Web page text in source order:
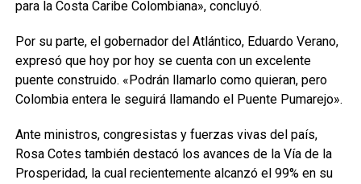
para la Costa Caribe Colombiana», concluyó.
Por su parte, el gobernador del Atlántico, Eduardo Verano,
expresó que hoy por hoy se cuenta con un excelente
puente construido. «Podrán llamarlo como quieran, pero
Colombia entera le seguirá llamando el Puente Pumarejo».
Ante ministros, congresistas y fuerzas vivas del país,
Rosa Cotes también destacó los avances de la Vía de la
Prosperidad, la cual recientemente alcanzó el 99% en su